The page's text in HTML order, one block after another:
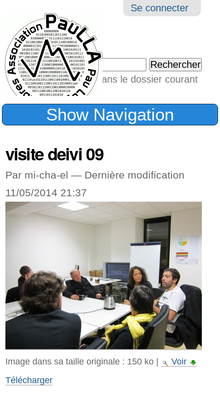
Outils
Se connecter
Chercher par
Seulement dans le dossier courant
Recherche
Show Navigation
visite deivi 09
Par mi-cha-el — Dernière modification
11/05/2014 21:37
Image dans sa taille originale : 150 ko|
Voir
Télécharger